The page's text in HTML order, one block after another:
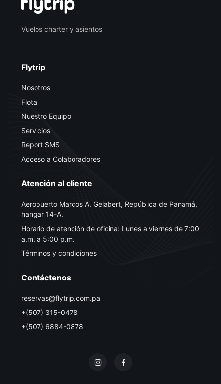
Vuelos charter y asientos
Flytrip
Nosotros
Flota
Nuestro Equipo
Servicios
Report SMS
Acceso a Colaboradores
Atención al cliente
Aeropuerto Marcos A. Gelabert, República de Panamá,
hangar 14-A.
Horario de atención de oficina: Lunes a viernes de 7:00
a.m. a 5:00 p.m.
Términos y condiciones
Contáctenos
reservas@flytrip.com.pa
+(507) 315-0478
+(507) 6884-0878